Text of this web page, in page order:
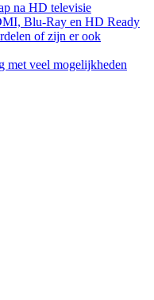
na HD televisie
Blu-Ray en HD Ready
of zijn er ook
veel mogelijkheden